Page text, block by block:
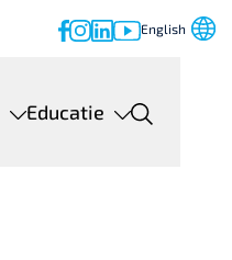
English
Educatie